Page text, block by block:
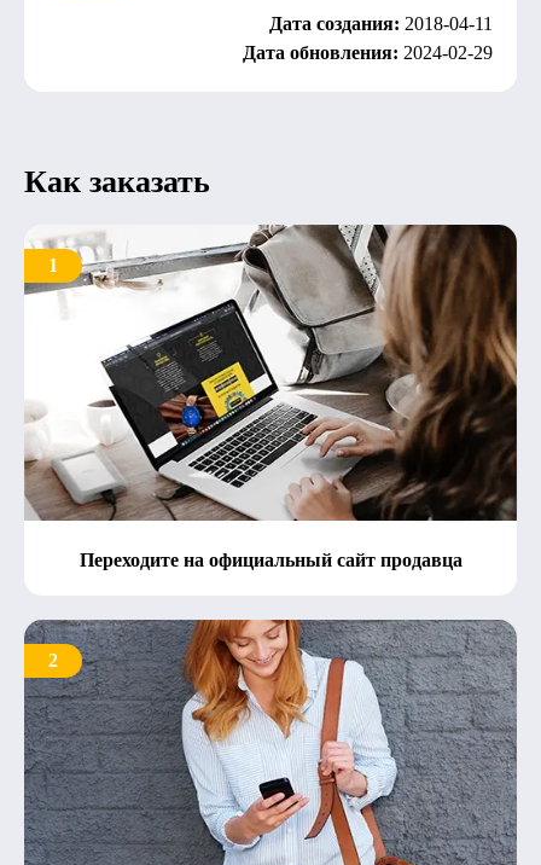
Дата создания: 2018-04-11
Дата обновления: 2024-02-29
Как заказать
1
Переходите на официальный сайт продавца
2